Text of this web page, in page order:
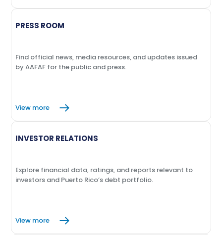
PRESS ROOM
Find official news, media resources, and updates issued
by AAFAF for the public and press.
View more
INVESTOR RELATIONS
Explore financial data, ratings, and reports relevant to
investors and Puerto Rico’s debt portfolio.
View more